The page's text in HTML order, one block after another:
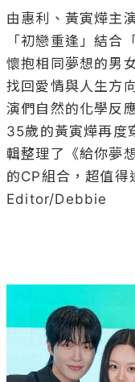
由惠利、黃寅燁主
「初戀重逢」結合
懷抱相同夢想的男
找回愛情與人生方
演們自然的化學反
35歲的黃寅燁再度
輯整理了《給你夢
的CP組合，超值得
Editor/Debbie